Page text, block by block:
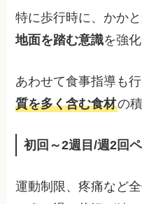
特に歩行時に、かか
地面を踏む意識を強
あわせて食事指導も
質を多く含む食材の
初回～2週目/週2回
運動制限、疼痛など